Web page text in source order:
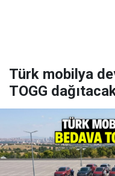
Türk mobilya
TOGG